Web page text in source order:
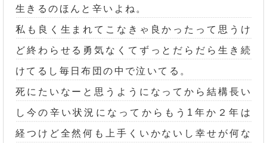
生きるのほんと辛いよね。
私も良く生まれてこなきゃ良かったって思うけ
ど終わらせる勇気なくてずっとだらだら生き続
けてるし毎日布団の中で泣いてる。
死にたいなーと思うようになってから結構長い
し今の辛い状況になってからもう1年か２年は
経つけど全然何も上手くいかないし幸せが何な